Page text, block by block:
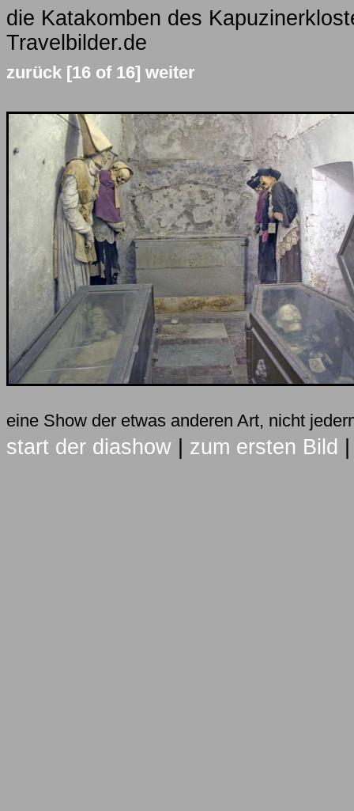
die Katakomben des
Travelbilder.de
zurück [16 of 16] weiter
eine Show der etwas anderen Art, nicht
start der diashow zum ersten Bild